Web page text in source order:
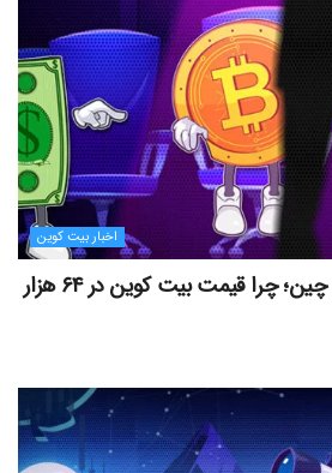
اخبار بیت کوین
اوج‌گیری طلا با تقاضای چین؛ چرا قیمت بیت کوین در ۶۴ هزار